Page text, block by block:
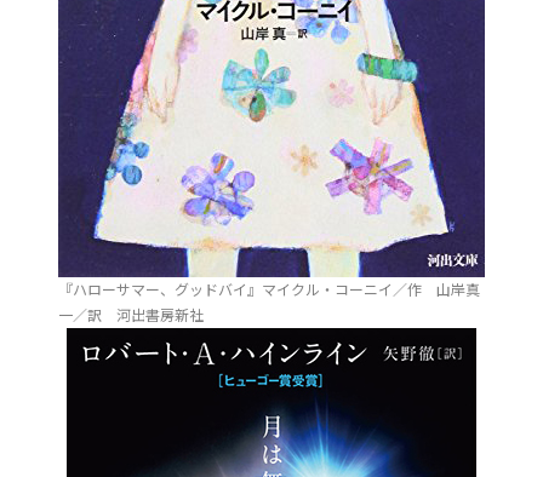
『ハローサマー、グッドバイ』マイクル・コーニイ／作 山岸真
一／訳 河出書房新社